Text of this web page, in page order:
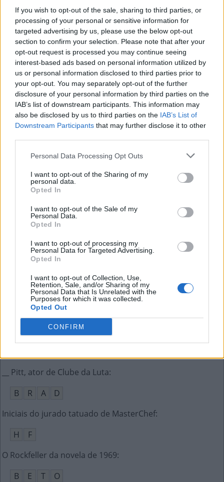
If you wish to opt-out of the sale, sharing to third parties, or
processing of your personal or sensitive information for
targeted advertising by us, please use the below opt-out
section to confirm your selection. Please note that after your
opt-out request is processed you may continue seeing
interest-based ads based on personal information utilized by
us or personal information disclosed to third parties prior to
your opt-out. You may separately opt-out of the further
disclosure of your personal information by third parties on the
IAB’s list of downstream participants. This information may
also be disclosed by us to third parties on the IAB’s List of
Downstream Participants that may further disclose it to other
Personal Data Processing Opt Outs
I want to opt-out of the Sharing of my
personal data.
Opted In
I want to opt-out of the Sale of my
Personal Data.
Opted In
I want to opt-out of processing my
Personal Data for Targeted Advertising.
Opted In
I want to opt-out of Collection, Use,
Retention, Sale, and/or Sharing of my
Personal Data that Is Unrelated with the
Purposes for which it was collected.
Opted Out
CONFIRM
B
A C
H
Apelido de Michael Jackson:
R
E I D O P O
P
Algo com que se distrai ou diverte:
A
T R A Ç Ã
O
A marca de automóveis da Dakota:
U D
A
Raposo __, rodovia paulista :
A V A
O que os ursos fazem durante o inverno
Anagrama de alfa; ato de falar:
A L
A
Período de trezentos e sessenta e cinco dias
__ Pitt, ator de Clube da Luta:
B
R A
D
Iniciais do jurado tatuado de MasterChef:
H
F
O Rockfeller da novela de 1969:
B
E T
O